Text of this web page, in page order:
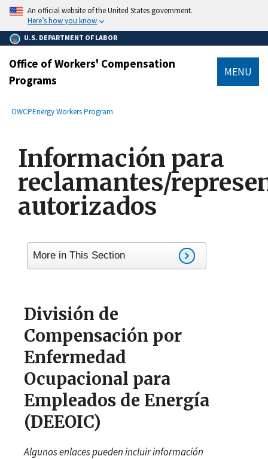
main
content
An official website of the United States government.
Here’s how you know
U.S. DEPARTMENT OF LABOR
Office of Workers' Compensation
Programs
MENU
Breadcrumb
OWCPEnergy Workers Program
Información para
reclamantes/
autorizados
More in This Section
División de
Compensación por
Enfermedad
Ocupacional para
Empleados de Energía
(DEEOIC)
Algunos enlaces pueden incluir información